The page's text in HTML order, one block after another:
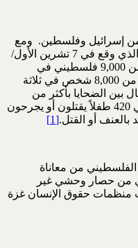
من إسرائيل وفلسطين. ومع
ذلك، فإن الرد الإسرائيلي على التوغل الذي وقع في 7 تشرين الأول/
أكتوبر ما زال مستمرًا، فقد قتل أكثر من 9,000 فلسطيني في
الهجوم المستمر حتى الآن. وقتل أكثر من 8,000 شخص في ثلاثة
بين الضحايا بأكثر من
3,000 طفل، وتقدر اليونيسف أن حوالي 420 طفلاً يقتلون أو يجرحون
بالعنف أو القتل.[1]
الشعب الفلسطيني من معاناة
من حصار وحشي غير
لقد وصفت منظمات حقوق الإنسان غزة